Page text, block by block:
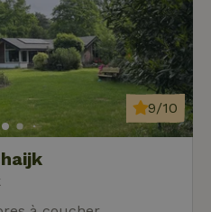
9/10